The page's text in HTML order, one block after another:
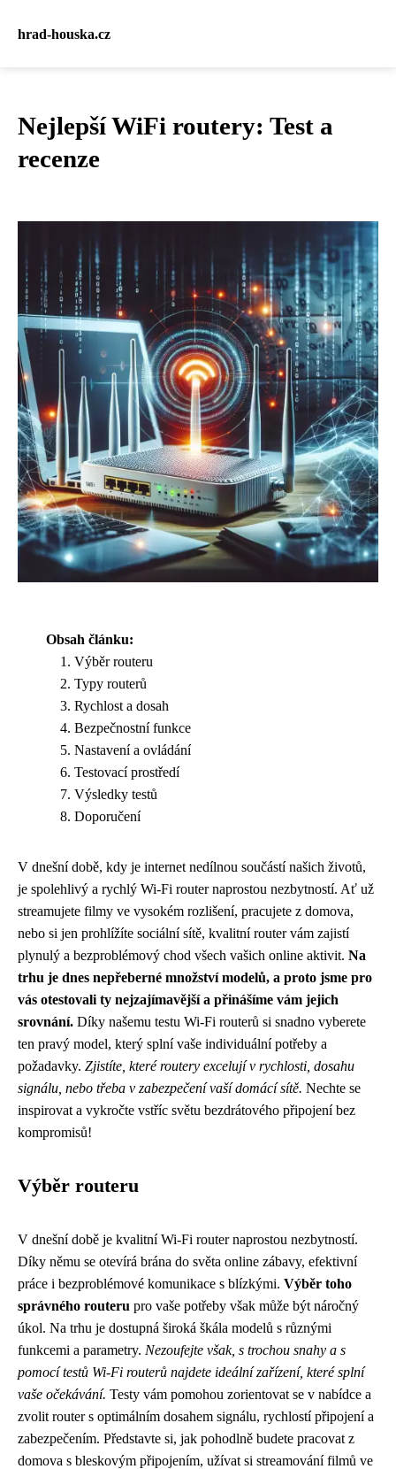
hrad-houska.cz
Nejlepší WiFi routery: Test a
recenze
Obsah článku:
Výběr routeru
Typy routerů
Rychlost a dosah
Bezpečnostní funkce
Nastavení a ovládání
Testovací prostředí
Výsledky testů
Doporučení
V dnešní době, kdy je internet nedílnou součástí našich životů,
je spolehlivý a rychlý Wi-Fi router naprostou nezbytností. Ať už
streamujete filmy ve vysokém rozlišení, pracujete z domova,
nebo si jen prohlížíte sociální sítě, kvalitní router vám zajistí
plynulý a bezproblémový chod všech vašich online aktivit. Na
trhu je dnes nepřeberné množství modelů, a proto jsme pro
vás otestovali ty nejzajímavější a přinášíme vám jejich
srovnání. Díky našemu testu Wi-Fi routerů si snadno vyberete
ten pravý model, který splní vaše individuální potřeby a
požadavky. Zjistíte, které routery excelují v rychlosti, dosahu
signálu, nebo třeba v zabezpečení vaší domácí sítě. Nechte se
inspirovat a vykročte vstříc světu bezdrátového připojení bez
kompromisů!
Výběr routeru
V dnešní době je kvalitní Wi-Fi router naprostou nezbytností.
Díky němu se otevírá brána do světa online zábavy, efektivní
práce i bezproblémové komunikace s blízkými. Výběr toho
správného routeru pro vaše potřeby však může být náročný
úkol. Na trhu je dostupná široká škála modelů s různými
funkcemi a parametry. Nezoufejte však, s trochou snahy a s
pomocí testů Wi-Fi routerů najdete ideální zařízení, které splní
vaše očekávání. Testy vám pomohou zorientovat se v nabídce a
zvolit router s optimálním dosahem signálu, rychlostí připojení a
zabezpečením. Představte si, jak pohodlně budete pracovat z
domova s bleskovým připojením, užívat si streamování filmů ve